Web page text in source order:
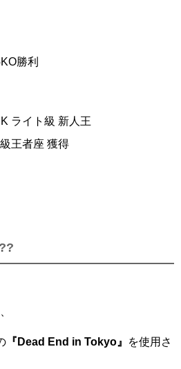
勝利
ライト級 新人王
王者座 獲得
『Dead End in Tokyo』
を使用さ